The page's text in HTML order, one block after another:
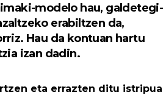
modelo hau, galdetegi-
erabiltzen da,
Hau da kontuan hartu
izan dadin.
eta errazten ditu istripua